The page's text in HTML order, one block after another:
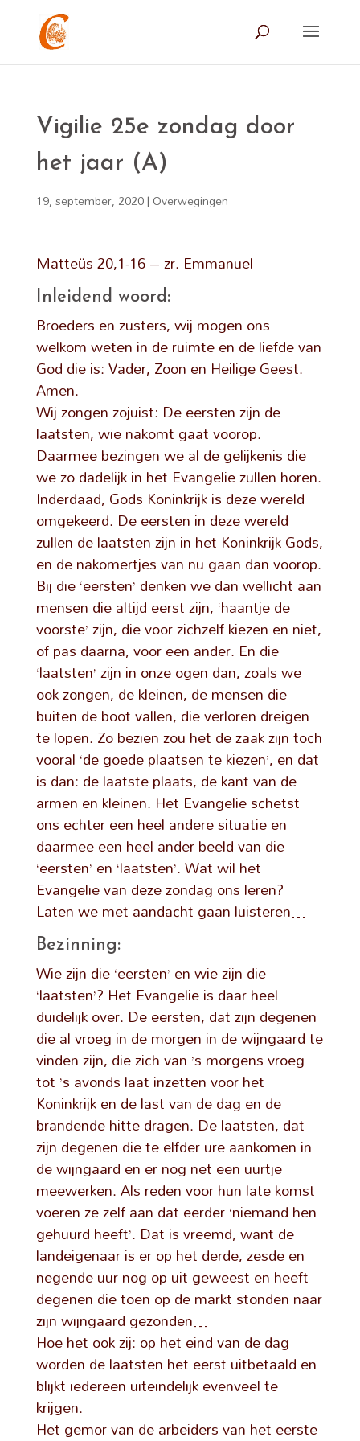
Vigilie 25e zondag door
het jaar (A)
19, september, 2020| Overwegingen
Matteüs 20,1-16 – zr. Emmanuel
Inleidend woord:
Broeders en zusters, wij mogen ons
welkom weten in de ruimte en de liefde van
God die is: Vader, Zoon en Heilige Geest.
Amen.
Wij zongen zojuist: De eersten zijn de
laatsten, wie nakomt gaat voorop.
Daarmee bezingen we al de gelijkenis die
we zo dadelijk in het Evangelie zullen horen.
Inderdaad, Gods Koninkrijk is deze wereld
omgekeerd. De eersten in deze wereld
zullen de laatsten zijn in het Koninkrijk Gods,
en de nakomertjes van nu gaan dan voorop.
Bij die ‘eersten’ denken we dan wellicht aan
mensen die altijd eerst zijn, ‘haantje de
voorste’ zijn, die voor zichzelf kiezen en niet,
of pas daarna, voor een ander. En die
‘laatsten’ zijn in onze ogen dan, zoals we
ook zongen, de kleinen, de mensen die
buiten de boot vallen, die verloren dreigen
te lopen. Zo bezien zou het de zaak zijn toch
vooral ‘de goede plaatsen te kiezen’, en dat
is dan: de laatste plaats, de kant van de
armen en kleinen. Het Evangelie schetst
ons echter een heel andere situatie en
daarmee een heel ander beeld van die
‘eersten’ en ‘laatsten’. Wat wil het
Evangelie van deze zondag ons leren?
Laten we met aandacht gaan luisteren…
Bezinning:
Wie zijn die ‘eersten’ en wie zijn die
‘laatsten’? Het Evangelie is daar heel
duidelijk over. De eersten, dat zijn degenen
die al vroeg in de morgen in de wijngaard te
vinden zijn, die zich van ’s morgens vroeg
tot ’s avonds laat inzetten voor het
Koninkrijk en de last van de dag en de
brandende hitte dragen. De laatsten, dat
zijn degenen die te elfder ure aankomen in
de wijngaard en er nog net een uurtje
meewerken. Als reden voor hun late komst
voeren ze zelf aan dat eerder ‘niemand hen
gehuurd heeft’. Dat is vreemd, want de
landeigenaar is er op het derde, zesde en
negende uur nog op uit geweest en heeft
degenen die toen op de markt stonden naar
zijn wijngaard gezonden…
Hoe het ook zij: op het eind van de dag
worden de laatsten het eerst uitbetaald en
blijkt iedereen uiteindelijk evenveel te
krijgen.
Het gemor van de arbeiders van het eerste